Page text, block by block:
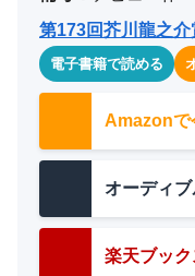
第173回芥川龍之
電子書籍で読める
Amazonで
オーディブ
楽天ブッ